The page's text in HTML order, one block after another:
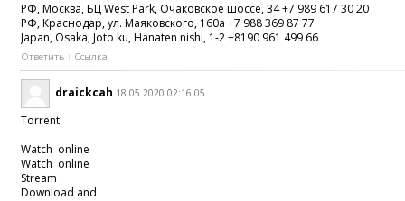
РФ, Москва, БЦ West Park, Очаковское шоссе, 34 +7 989 617 30 20
РФ, Краснодар, ул. Маяковского, 160а +7 988 369 87 77
Japan, Osaka, Joto ku, Hanaten nishi, 1-2 +8190 961 499 66
Ответить Ссылка
draickcah 18.05.2020 02:16:05
Torrent:
Watch online
Watch online
Stream .
Download and